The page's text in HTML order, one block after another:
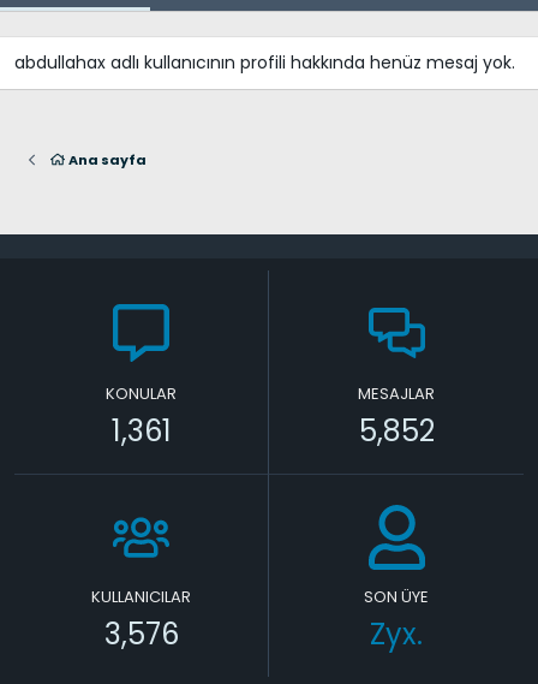
abdullahax adlı kullanıcının profili hakkında henüz mesaj yok.
Ana sayfa
KONULAR
1,361
MESAJLAR
5,852
KULLANICILAR
3,576
SON ÜYE
Zyx.